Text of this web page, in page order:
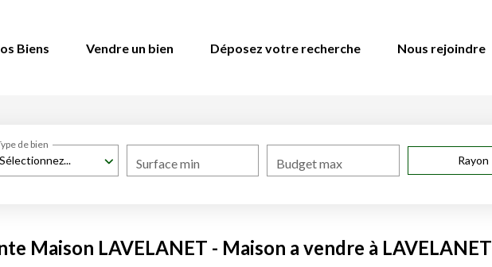
Biens Vendre un bien Déposez votre recherche Nous rejoindre
Sélectionnez...
de bien
Surface min Budget max Rayon
Maison LAVELANET - Maison a vendre à LAVELANET